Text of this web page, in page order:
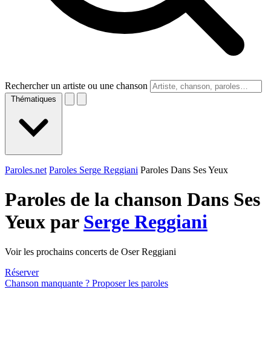
Rechercher un artiste ou une chanson
Thématiques
Paroles.net Paroles Serge Reggiani Paroles Dans Ses Yeux
Paroles de la chanson Dans Ses
Yeux par Serge Reggiani
Voir les prochains concerts de Oser Reggiani
Réserver
Chanson manquante ? Proposer les paroles